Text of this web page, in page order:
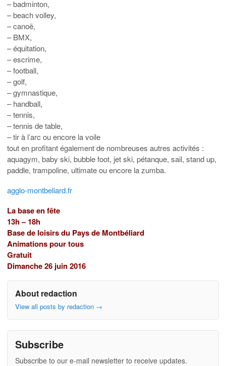
– badminton,
– beach volley,
– canoë,
– BMX,
– équitation,
– escrime,
– football,
– golf,
– gymnastique,
– handball,
– tennis,
– tennis de table,
– tir à l’arc ou encore la voile
tout en profitant également de nombreuses autres activités :
aquagym, baby ski, bubble foot, jet ski, pétanque, sail, stand up,
paddle, trampoline, ultimate ou encore la zumba.
agglo-montbeliard.fr
La base en fête
13h – 18h
Base de loisirs du Pays de Montbéliard
Animations pour tous
Gratuit
Dimanche 26 juin 2016
About redaction
View all posts by redaction →
Subscribe
Subscribe to our e-mail newsletter to receive updates.